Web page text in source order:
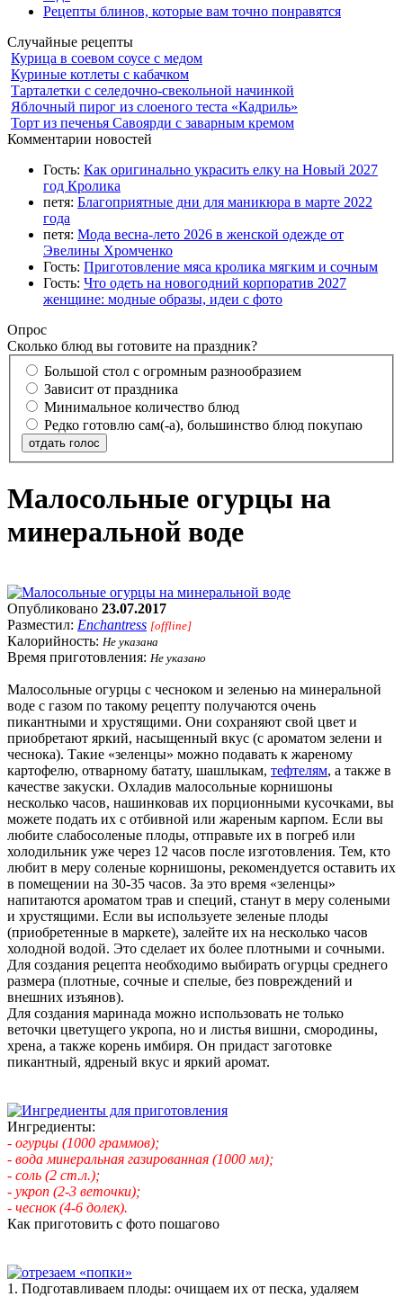
Рецепты блинов, которые вам точно понравятся
Случайные рецепты
Курица в соевом соусе с медом
Куриные котлеты с кабачком
Тарталетки с селедочно-свекольной начинкой
Яблочный пирог из слоеного теста «Кадриль»
Торт из печенья Савоярди с заварным кремом
Комментарии новостей
Гость: Как оригинально украсить елку на Новый 2027
год Кролика
петя: Благоприятные дни для маникюра в марте 2022
года
петя: Мода весна-лето 2026 в женской одежде от
Эвелины Хромченко
Гость: Приготовление мяса кролика мягким и сочным
Гость: Что одеть на новогодний корпоратив 2027
женщине: модные образы, идеи с фото
Опрос
Сколько блюд вы готовите на праздник?
Большой стол с огромным разнообразием
Зависит от праздника
Минимальное количество блюд
Редко готовлю сам(-а), большинство блюд покупаю
отдать голос
Малосольные огурцы на
минеральной воде
Опубликовано 23.07.2017
Разместил: Enchantress [offline]
Калорийность: Не указана
Время приготовления: Не указано
Малосольные огурцы с чесноком и зеленью на минеральной
воде с газом по такому рецепту получаются очень
пикантными и хрустящими. Они сохраняют свой цвет и
приобретают яркий, насыщенный вкус (с ароматом зелени и
чеснока). Такие «зеленцы» можно подавать к жареному
картофелю, отварному батату, шашлыкам, тефтелям, а также в
качестве закуски. Охладив малосольные корнишоны
несколько часов, нашинковав их порционными кусочками, вы
можете подать их с отбивной или жареным карпом. Если вы
любите слабосоленые плоды, отправьте их в погреб или
холодильник уже через 12 часов после изготовления. Тем, кто
любит в меру соленые корнишоны, рекомендуется оставить их
в помещении на 30-35 часов. За это время «зеленцы»
напитаются ароматом трав и специй, станут в меру солеными
и хрустящими. Если вы используете зеленые плоды
(приобретенные в маркете), залейте их на несколько часов
холодной водой. Это сделает их более плотными и сочными.
Для создания рецепта необходимо выбирать огурцы среднего
размера (плотные, сочные и спелые, без повреждений и
внешних изъянов).
Для создания маринада можно использовать не только
веточки цветущего укропа, но и листья вишни, смородины,
хрена, а также корень имбиря. Он придаст заготовке
пикантный, ядреный вкус и яркий аромат.
Ингредиенты:
- огурцы (1000 граммов);
- вода минеральная газированная (1000 мл);
- соль (2 ст.л.);
- укроп (2-3 веточки);
- чеснок (4-6 долек).
Как приготовить с фото пошагово
1. Подготавливаем плоды: очищаем их от песка, удаляем